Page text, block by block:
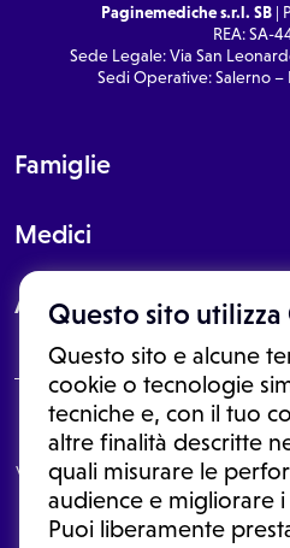
Questo sito utilizza
Questo sito e alcune
cookie o tecnologie
tecniche e, con il tuo
altre finalità descritte
quali misurare le
audience e migliorare
Puoi liberamente
Paginemediche s.r.l. SB|
REA: SA-
Sede Legale: Via San
Sedi Operative: Salerno –
Famiglie
Medici
About
Le informazioni proposte in questo
In nessun caso, queste
visita o una diagnosi formulata dal
le informazioni disponibili come
una diagnosi, la determinazione di
sospensione di un farmaco senza